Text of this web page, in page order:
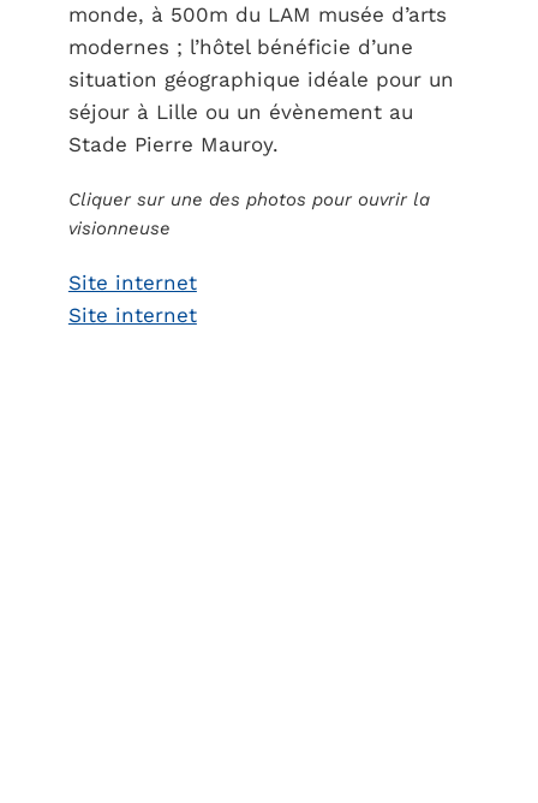
monde, à 500m du LAM musée d’arts
modernes ; l’hôtel bénéficie d’une
situation géographique idéale pour un
séjour à Lille ou un évènement au
Stade Pierre Mauroy.
Cliquer sur une des photos pour ouvrir la
visionneuse
Site internet
Site internet